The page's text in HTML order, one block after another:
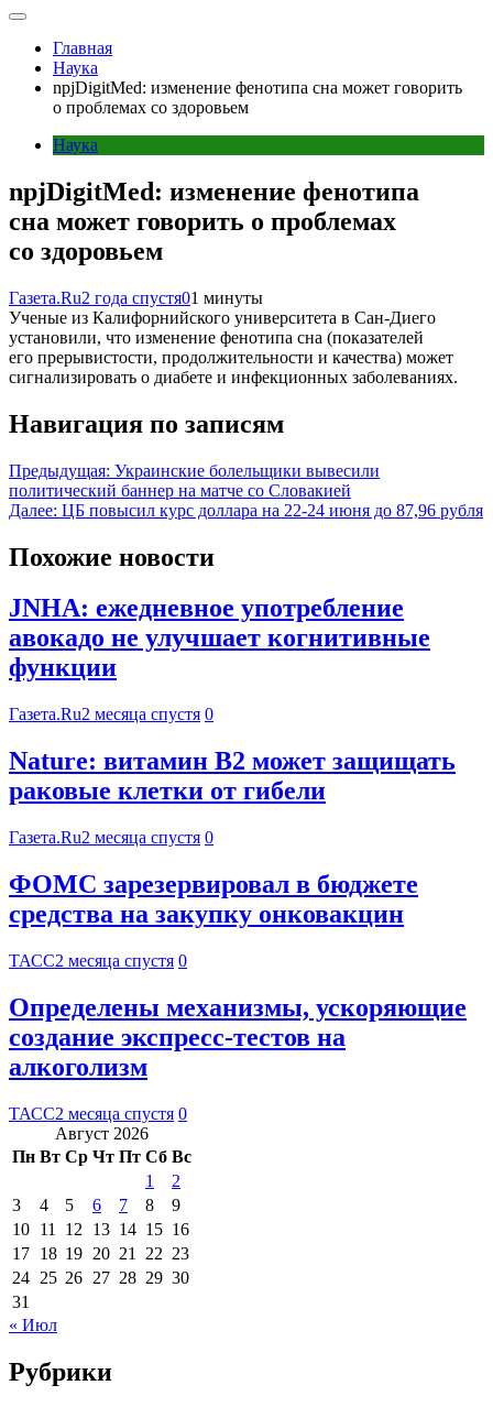
Главная
Наука
npjDigitMed: изменение фенотипа сна может говорить
о проблемах со здоровьем
Наука
npjDigitMed: изменение фенотипа
сна может говорить о проблемах
со здоровьем
Газета.Ru2 года спустя01 минуты
Ученые из Калифорнийского университета в Сан-Диего
установили, что изменение фенотипа сна (показателей
его прерывистости, продолжительности и качества) может
сигнализировать о диабете и инфекционных заболеваниях.
Навигация по записям
Предыдущая: Украинские болельщики вывесили
политический баннер на матче со Словакией
Далее: ЦБ повысил курс доллара на 22-24 июня до 87,96 рубля
Похожие новости
JNHA: ежедневное употребление
авокадо не улучшает когнитивные
функции
Газета.Ru2 месяца спустя 0
Nature: витамин B2 может защищать
раковые клетки от гибели
Газета.Ru2 месяца спустя 0
ФОМС зарезервировал в бюджете
средства на закупку онковакцин
ТАСС2 месяца спустя 0
Определены механизмы, ускоряющие
создание экспресс-тестов на
алкоголизм
ТАСС2 месяца спустя 0
Август 2026
Пн Вт Ср Чт Пт Сб Вс
1
2
3
4 5 6 7 8
9
10 11 12 13 14 15 16
17 18 19 20 21 22 23
24 25 26 27 28 29 30
31
« Июл
Рубрики